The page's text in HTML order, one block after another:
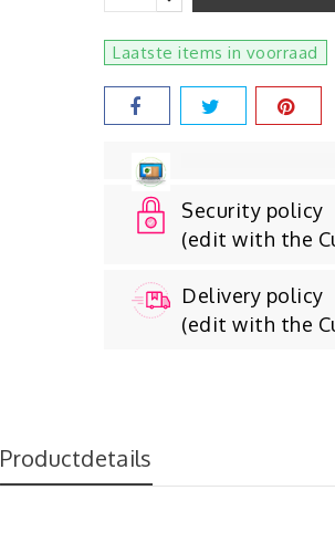
Laatste items in voorraad
Security policy
(edit with the
Delivery policy
(edit with the
Productdetails